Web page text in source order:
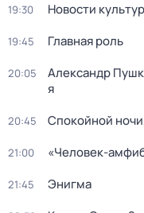
19:30 Новости
19:45 Главная роль
20:05 Александр
я
20:45 Спокойной
21:00 «Человек-
21:45 Энигма